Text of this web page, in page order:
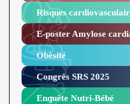
Risques
E-poster Amylose
Obésité ​
Congrès SRS 2025 ​
Enquête Nutri-Bébé ​